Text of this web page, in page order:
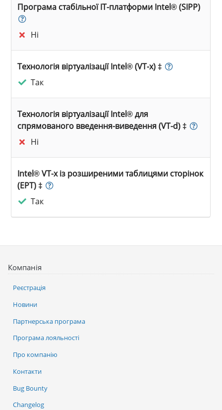
Програма стабільної ІТ-платформи Intel® (SIPP)
Ні
Технологія віртуалізації Intel® (VT-x) ‡
Так
Технологія віртуалізації Intel® для
спрямованого введення-виведення (VT-d) ‡
Ні
Intel® VT-x із розширеними таблицями сторінок
(EPT) ‡
Так
Компанія
Реєстрація
Новини
Партнерська програма
Програма лояльності
Про компанію
Контакти
Bug Bounty
Changelog